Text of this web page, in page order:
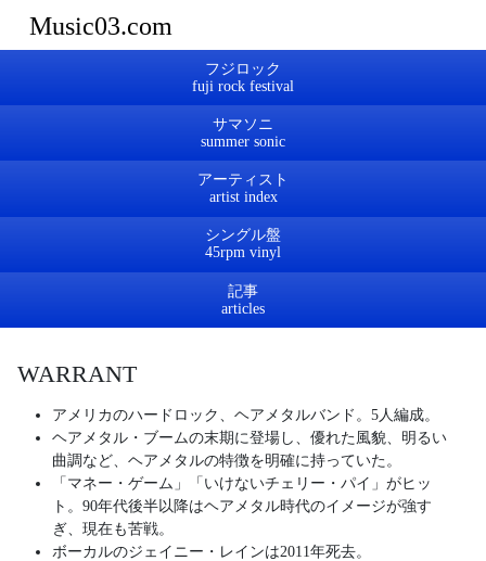
Music03.com
フジロック
サマソニ
アーティスト
シングル盤
記事
WARRANT
アメリカのハードロック、ヘアメタルバンド。5人編成。
ヘアメタル・ブームの末期に登場し、優れた風貌、明るい
曲調など、ヘアメタルの特徴を明確に持っていた。
「マネー・ゲーム」「いけないチェリー・パイ」がヒッ
ト。90年代後半以降はヘアメタル時代のイメージが強す
ぎ、現在も苦戦。
ボーカルのジェイニー・レインは2011年死去。